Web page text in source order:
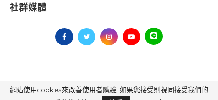
社群媒體
毅傳媒控股股份有限公司 版權所有，非經授權，不得轉載 All Right Reserved.
Yi Media Inc.
電話：02-8791-8559
網站使用cookies來改善使用者體驗, 如果您接受則視同接受我們的